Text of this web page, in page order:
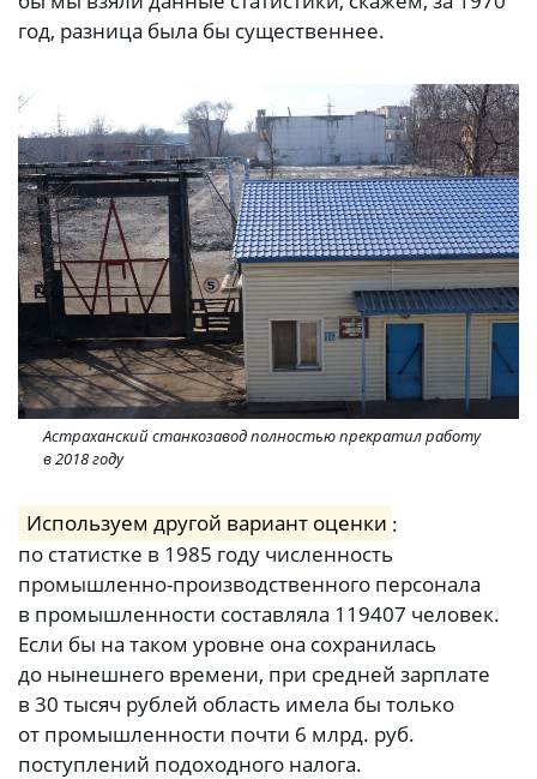
год, разница была бы существеннее.
Астраханский станкозавод полностью прекратил работу
в 2018 году
Используем другой вариант оценки :
по статистке в 1985 году численность
промышленно-производственного персонала
в промышленности составляла 119407 человек.
Если бы на таком уровне она сохранилась
до нынешнего времени, при средней зарплате
в 30 тысяч рублей область имела бы только
от промышленности почти 6 млрд. руб.
поступлений подоходного налога.